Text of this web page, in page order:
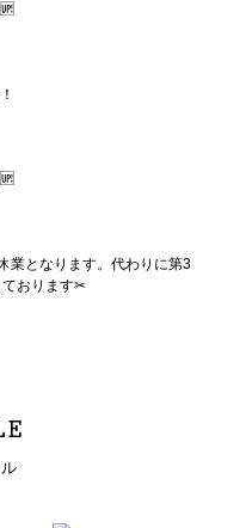
業となります。代わりに第3
ております✂︎